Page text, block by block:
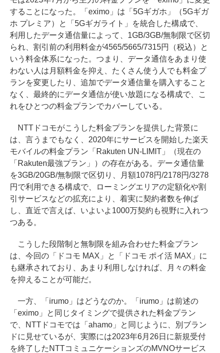
することになった。「eximo」は「5Gギガホ」（5Gギガ
ホ プレミア）と「5Gギガライト」を統合した構成で、
利用したデータ通信量によって、1GB/3GB/無制限で区切
られ、割引前の利用料金が4565/5665/7315円（税込）と
いう料金体系になった。つまり、データ通信をあまり使
わない人は月額料金を抑え、たくさん使う人でも料金プ
ランを変更したり、追加でデータ通信量を購入すること
なく、最終的にデータ通信が使い放題になる構成で、こ
れをひとつの料金プランでカバーしている。
NTTドコモがこうした料金プランを提供した背景に
は、言うまでもなく、2020年にサービスを開始した楽天
モバイルの料金プラン「Rakuten UN-LIMIT」（現在の
「Rakuten最強プラン」）の存在がある。データ通信量
を3GB/20GB/無制限で区切り、月額1078円/2178円/3278
円で利用できる構成で、ローミングエリアの定額化や割
引サービスなどの拡充により、着実に契約者数を伸ば
し、直近で言えば、いよいよ1000万契約も視野に入れつ
つある。
こうした段階制と無制限を組み合わせた料金プラン
は、今回の「ドコモ MAX」と「ドコモ ポイ活 MAX」に
も継承されており、あまり利用しなければ、月々の料金
を抑えることが可能だ。
一方、「irumo」はどうなのか。「irumo」は前述の
「eximo」と同じタイミングで提供された料金プラン
で、NTTドコモでは「ahamo」と同じように、別ブラン
ドに見せているが、実際には2023年6月26日に新規受付
を終了したNTTコミュニケーションズのMVNOサービス